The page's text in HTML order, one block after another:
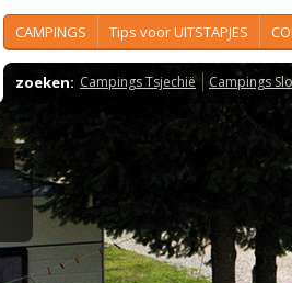
CAMPINGS Tips voor UITSTAPJES
zoeken: Campings Tsjechië Campings